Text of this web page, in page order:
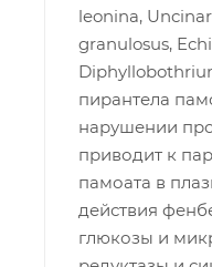
leonina,
granulosus,
пирантела
нарушении
приводит к
памоата в
действия
глюкозы и